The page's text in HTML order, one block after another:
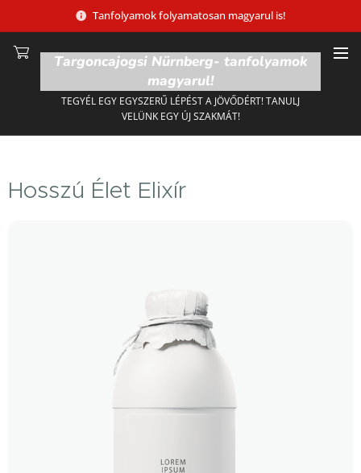
Tanfolyamok folyamatosan magyarul is!
Targoncajogsi Nürnberg- tanfolyamok
magyarul!
TEGYÉL EGY EGYSZERŰ LÉPÉST A JÖVŐDÉRT! TANULJ
VELÜNK EGY ÚJ SZAKMÁT!
Hosszú Élet Elixír